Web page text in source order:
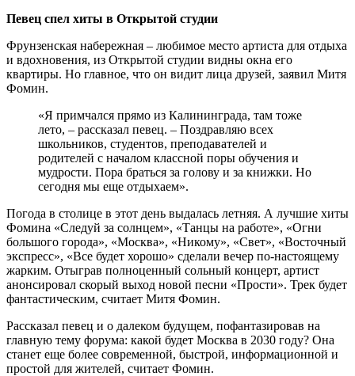
Певец спел хиты в Открытой студии
Фрунзенская набережная – любимое место артиста для отдыха
и вдохновения, из Открытой студии видны окна его
квартиры. Но главное, что он видит лица друзей, заявил Митя
Фомин.
«Я примчался прямо из Калининграда, там тоже
лето, – рассказал певец. – Поздравляю всех
школьников, студентов, преподавателей и
родителей с началом классной поры обучения и
мудрости. Пора браться за голову и за книжки. Но
сегодня мы еще отдыхаем».
Погода в столице в этот день выдалась летняя. А лучшие хиты
Фомина «Следуй за солнцем», «Танцы на работе», «Огни
большого города», «Москва», «Никому», «Свет», «Восточный
экспресс», «Все будет хорошо» сделали вечер по-настоящему
жарким. Отыграв полноценный сольный концерт, артист
анонсировал скорый выход новой песни «Прости». Трек будет
фантастическим, считает Митя Фомин.
Рассказал певец и о далеком будущем, пофантазировав на
главную тему форума: какой будет Москва в 2030 году? Она
станет еще более современной, быстрой, информационной и
простой для жителей, считает Фомин.